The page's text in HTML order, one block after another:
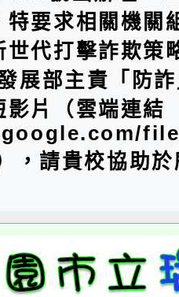
特要求相關機關
世代打擊詐欺策
展部主責「防
片（雲端連結
請貴校協助於